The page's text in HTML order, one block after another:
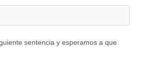
sentencia y esperamos a que